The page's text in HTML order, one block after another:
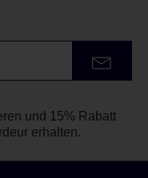
und 15% Rabatt
erhalten.